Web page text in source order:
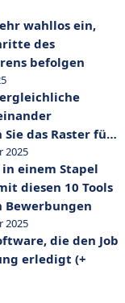
ablehnt?
wahllos ein,
des
befolgen
das Raster für
heraus!
2025
einem Stapel
diesen 10 Tools
Bewerbungen
2025
die den Job
erledigt (+